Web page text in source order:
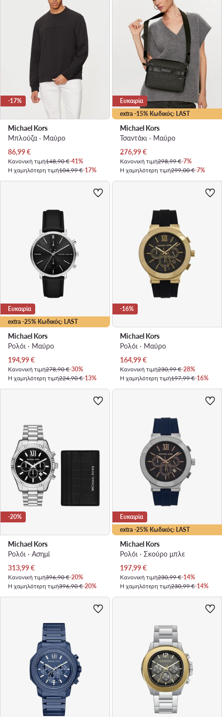
-17%
Michael Kors
Μπλούζα · Μαύρο
Τρέχουσα τιμή
86,99€
Κανονική τιμή148,90 €-41%
Η χαμηλότερη τιμή104,99 €-17%
extra -15% Κωδικός: LAST
Ευκαιρία
Michael Kors
Τσαντάκι · Μαύρο
Τρέχουσα τιμή
276,99€
Κανονική τιμή298,99 €-7%
Η χαμηλότερη τιμή299,00 €-7%
extra -25% Κωδικός: LAST
Ευκαιρία
Michael Kors
Ρολόι · Μαύρο
Τρέχουσα τιμή
194,99€
Κανονική τιμή278,90 €-30%
Η χαμηλότερη τιμή224,90 €-13%
-16%
Michael Kors
Ρολόι · Μαύρο
Τρέχουσα τιμή
164,99€
Κανονική τιμή230,99 €-28%
Η χαμηλότερη τιμή197,99 €-16%
-20%
Michael Kors
Ρολόι · Ασημί
Τρέχουσα τιμή
313,99€
Κανονική τιμή396,90 €-20%
Η χαμηλότερη τιμή396,90 €-20%
extra -25% Κωδικός: LAST
Ευκαιρία
Michael Kors
Ρολόι · Σκούρο μπλε
Τρέχουσα τιμή
197,99€
Κανονική τιμή230,99 €-14%
Η χαμηλότερη τιμή230,99 €-14%